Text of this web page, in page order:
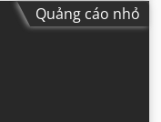
Quảng cáo nhỏ